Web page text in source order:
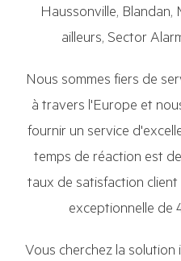
Haussonville,
ailleurs, Sector
Nous sommes fiers de
à travers l'Europe et
fournir un service
temps de réaction est
taux de satisfaction
exceptionnelle de
Vous cherchez la